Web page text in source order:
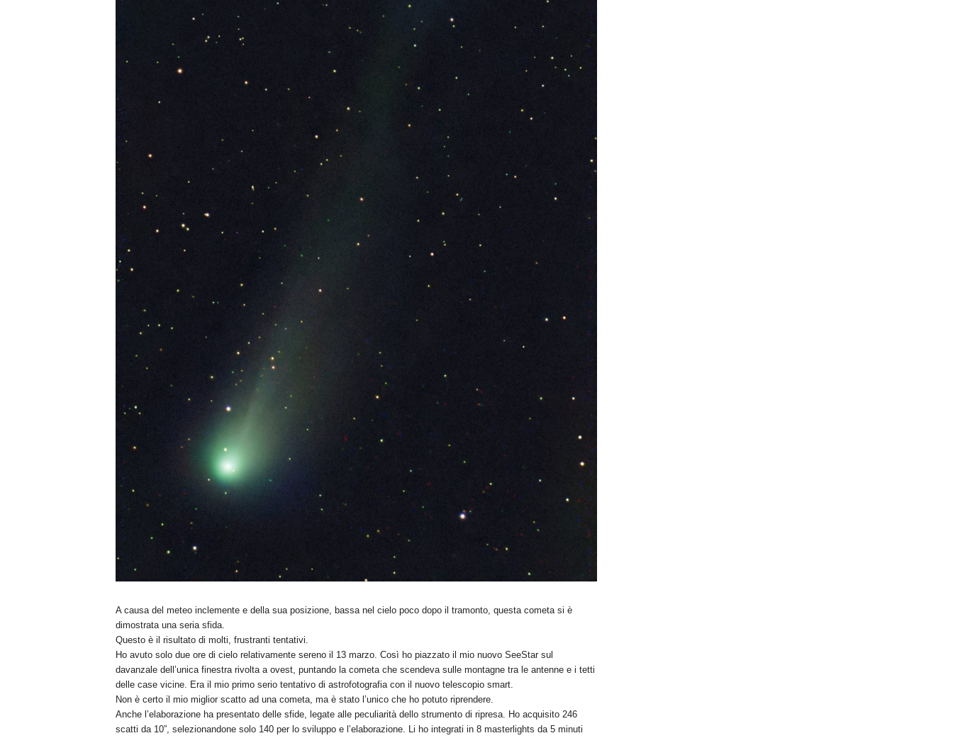
A causa del meteo inclemente e della sua posizione, bassa nel cielo poco dopo il tramonto, questa cometa si è
dimostrata una seria sfida.
Questo è il risultato di molti, frustranti tentativi.
Ho avuto solo due ore di cielo relativamente sereno il 13 marzo. Così ho piazzato il mio nuovo SeeStar sul
davanzale dell’unica finestra rivolta a ovest, puntando la cometa che scendeva sulle montagne tra le antenne e i tetti
delle case vicine. Era il mio primo serio tentativo di astrofotografia con il nuovo telescopio smart.
Non è certo il mio miglior scatto ad una cometa, ma è stato l’unico che ho potuto riprendere.
Anche l’elaborazione ha presentato delle sfide, legate alle peculiarità dello strumento di ripresa. Ho acquisito 246
scatti da 10”, selezionandone solo 140 per lo sviluppo e l’elaborazione. Li ho integrati in 8 masterlights da 5 minuti